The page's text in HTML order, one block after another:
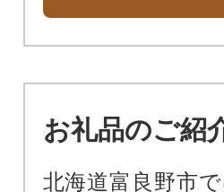
お礼品のご紹
北海道富良野市